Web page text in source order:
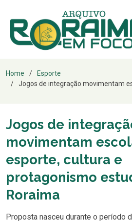
Home
Esporte
Jogos de integração movimentam
Jogos de
movimentam
esporte, cultura e
protagonismo
Roraima
Proposta nasceu durante o período